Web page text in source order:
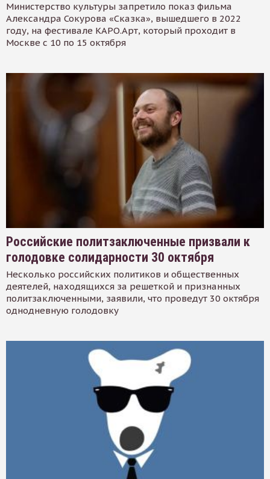
Министерство культуры запретило показ фильма
Александра Сокурова «Сказка», вышедшего в 2022
году, на фестивале КАРО.Арт, который проходит в
Москве с 10 по 15 октября
Российские политзаключенные призвали к
голодовке солидарности 30 октября
Несколько российских политиков и общественных
деятелей, находящихся за решеткой и признанных
политзаключенными, заявили, что проведут 30 октября
однодневную голодовку